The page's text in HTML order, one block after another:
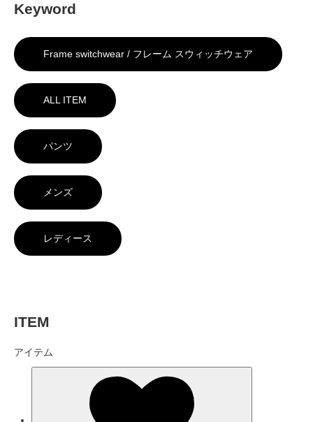
Keyword
Frame switchwear / フレーム スウィッチウェア
ALL ITEM
パンツ
メンズ
レディース
ITEM
アイテム